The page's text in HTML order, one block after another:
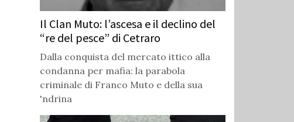
Il Clan Muto: l’ascesa e il declino del
“re del pesce” di Cetraro
Dalla conquista del mercato ittico alla
condanna per mafia: la parabola
criminale di Franco Muto e della sua
'ndrina